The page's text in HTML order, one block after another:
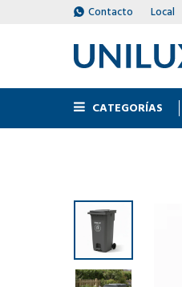
CATEGORÍAS
Contacto Local